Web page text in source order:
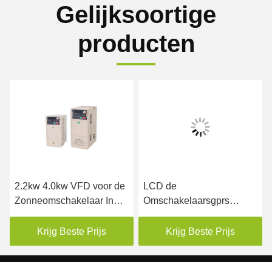
Gelijksoortige
producten
2.2kw 4.0kw VFD voor de
Zonneomschakelaar In
drie stadia van de
Pompip20 Zonnepomp
Krijg Beste Prijs
LCD de
Omschakelaarsgprs
Afstandsbediening van de
het Scherm480vac MPPT
VFD Zonnepomp
Krijg Beste Prijs